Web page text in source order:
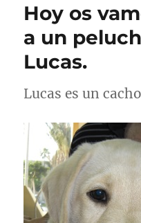
Hoy os
a un
Lucas.
Lucas es un